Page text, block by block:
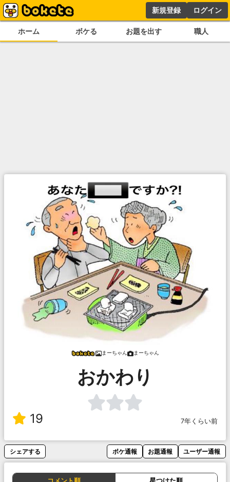
新規登録 ログイン
ホーム ボケる お題を出す 職人
まーちゃん まーちゃん
おかわり
19 7年くらい前
シェアする ボケ通報 お題通報 ユーザー通報